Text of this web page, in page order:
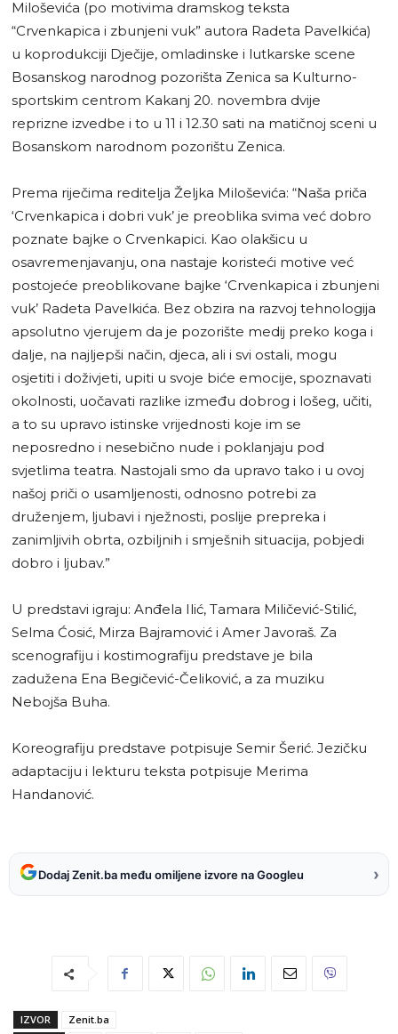
Miloševića (po motivima dramskog teksta
“Crvenkapica i zbunjeni vuk” autora Radeta Pavelkića)
u koprodukciji Dječije, omladinske i lutkarske scene
Bosanskog narodnog pozorišta Zenica sa Kulturno-
sportskim centrom Kakanj 20. novembra dvije
reprizne izvedbe i to u 11 i 12.30 sati na matičnoj sceni u
Bosanskom narodnom pozorištu Zenica.
Prema riječima reditelja Željka Miloševića: “Naša priča
‘Crvenkapica i dobri vuk’ je preoblika svima već dobro
poznate bajke o Crvenkapici. Kao olakšicu u
osavremenjavanju, ona nastaje koristeći motive već
postojeće preoblikovane bajke ‘Crvenkapica i zbunjeni
vuk’ Radeta Pavelkića. Bez obzira na razvoj tehnologija
apsolutno vjerujem da je pozorište medij preko koga i
dalje, na najljepši način, djeca, ali i svi ostali, mogu
osjetiti i doživjeti, upiti u svoje biće emocije, spoznavati
okolnosti, uočavati razlike između dobrog i lošeg, učiti,
a to su upravo istinske vrijednosti koje im se
neposredno i nesebično nude i poklanjaju pod
svjetlima teatra. Nastojali smo da upravo tako i u ovoj
našoj priči o usamljenosti, odnosno potrebi za
druženjem, ljubavi i nježnosti, poslije prepreka i
zanimljivih obrta, ozbiljnih i smješnih situacija, pobjedi
dobro i ljubav.”
U predstavi igraju: Anđela Ilić, Tamara Miličević-Stilić,
Selma Ćosić, Mirza Bajramović i Amer Javoraš. Za
scenografiju i kostimografiju predstave je bila
zadužena Ena Begičević-Čeliković, a za muziku
Nebojša Buha.
Koreografiju predstave potpisuje Semir Šerić. Jezičku
adaptaciju i lekturu teksta potpisuje Merima
Handanović.
Dodaj Zenit.ba među omiljene izvore na Googleu ›
IZVOR
Zenit.ba